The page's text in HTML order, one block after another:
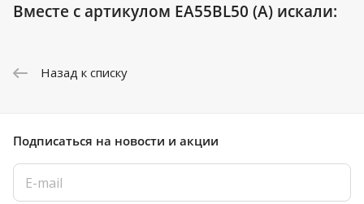
Вместе с артикулом EA55BL50 (A) искали:
Назад к списку
Подписаться на новости и акции